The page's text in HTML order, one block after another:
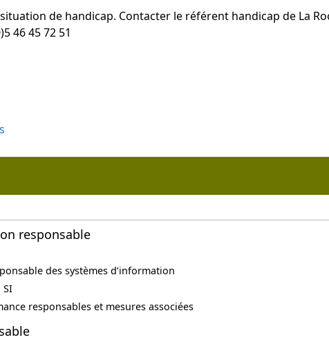
de handicap. Contacter le référent handicap de La
46 45 72 51
responsable
des systèmes d’information
SI
responsables et mesures associées